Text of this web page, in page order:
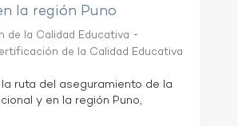
la región Puno
de la Calidad Educativa -
de la Calidad Educativa
ruta del aseguramiento de la
y en la región Puno,